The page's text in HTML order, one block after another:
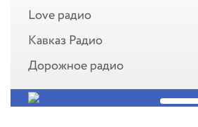
Love радио
Кавказ Радио
Дорожное радио